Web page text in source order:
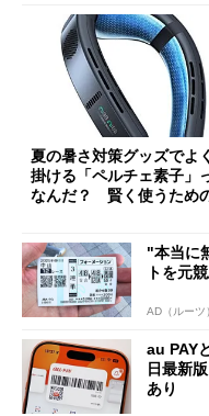
夏の暑さ対策グッズでよ
掛ける「ペルチェ素子」
なんだ？ 賢く使うため
"本当に
トを元
AD（ルーツ
au PAY
日最新
あり